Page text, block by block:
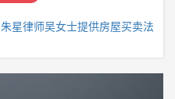
朱星律师吴女士提供房屋买卖法